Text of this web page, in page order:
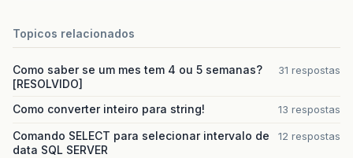
Topicos relacionados
Como saber se um mes tem 4 ou 5 semanas?
[RESOLVIDO]
31 respostas
Como converter inteiro para string! 13 respostas
Comando SELECT para selecionar intervalo de
data SQL SERVER
12 respostas